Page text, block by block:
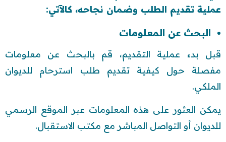
عملية تقديم الطلب وضمان نجاحه، كالآتي:
البحث عن المعلومات
قبل بدء عملية التقديم، قم بالبحث عن معلومات
مفصلة حول كيفية تقديم طلب استرحام للديوان
الملكي.
يمكن العثور على هذه المعلومات عبر الموقع الرسمي
للديوان أو التواصل المباشر مع مكتب الاستقبال.